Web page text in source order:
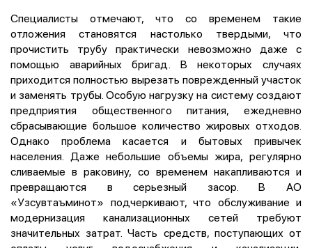
Специалисты отмечают, что со временем такие
отложения становятся настолько твердыми, что
прочистить трубу практически невозможно даже с
помощью аварийных бригад. В некоторых случаях
приходится полностью вырезать поврежденный участок
и заменять трубы. Особую нагрузку на систему создают
предприятия общественного питания, ежедневно
сбрасывающие большое количество жировых отходов.
Однако проблема касается и бытовых привычек
населения. Даже небольшие объемы жира, регулярно
сливаемые в раковину, со временем накапливаются и
превращаются в серьезный засор. В АО
«Узсувтаъминот» подчеркивают, что обслуживание и
модернизация канализационных сетей требуют
значительных затрат. Часть средств, поступающих от